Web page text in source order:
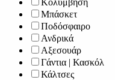
Μπάσκετ
Ποδόσφαιρο
Ανδρικά
Αξεσουάρ
Γάντια | Κασκόλ
Κάλτσες